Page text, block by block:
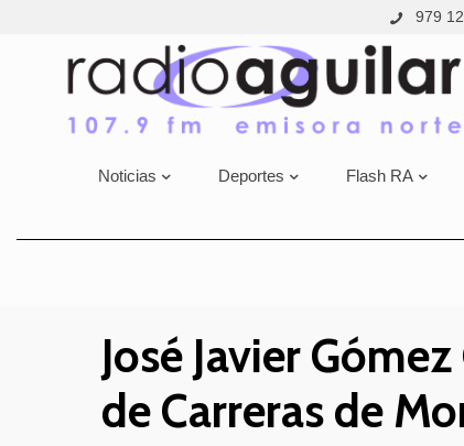
979
Noticias Deportes Flash RA
José Javier
de Carreras de